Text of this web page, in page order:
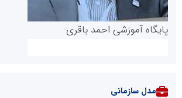
پایگاه آموزشی احمد باقری
مدل سازمانی